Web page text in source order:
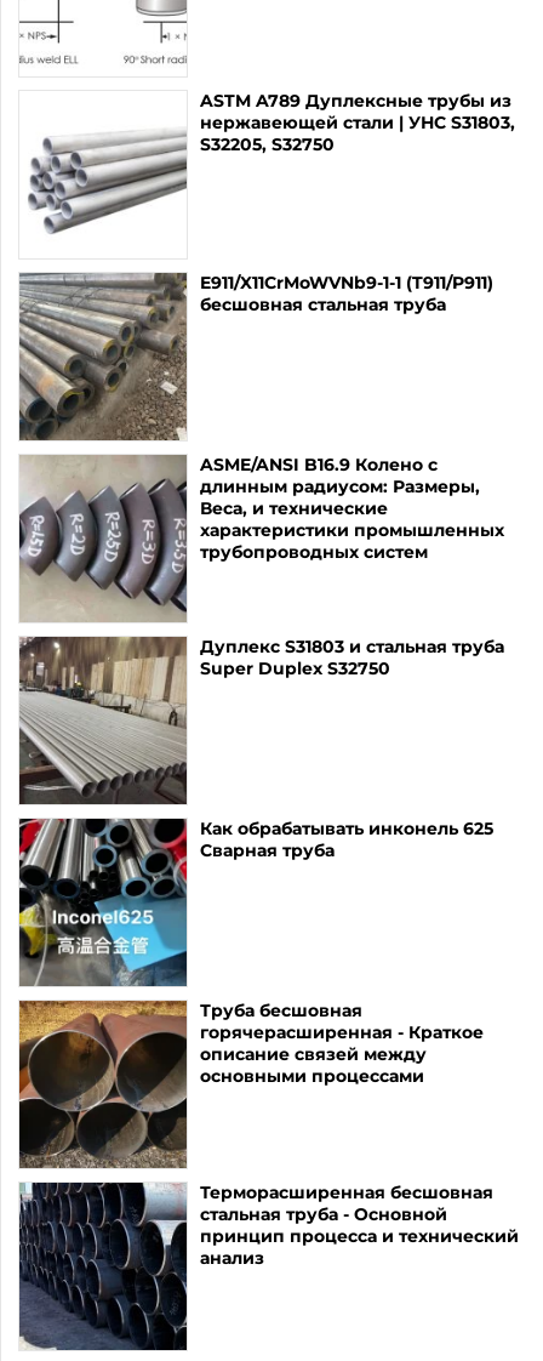
ASTM A789 Дуплексные трубы из
нержавеющей стали | УНС S31803,
S32205, S32750
E911/X11CrMoWVNb9-1-1 (T911/P911)
бесшовная стальная труба
ASME/ANSI B16.9 Колено с
длинным радиусом: Размеры,
Веса, и технические
характеристики промышленных
трубопроводных систем
Дуплекс S31803 и стальная труба
Super Duplex S32750
Как обрабатывать инконель 625
Сварная труба
Труба бесшовная
горячерасширенная - Краткое
описание связей между
основными процессами
Терморасширенная бесшовная
стальная труба - Основной
принцип процесса и технический
анализ